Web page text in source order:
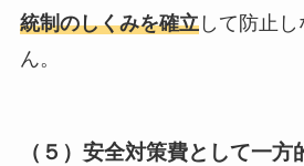
統制のしくみを確立して防止
ん。
（５）安全対策費として一